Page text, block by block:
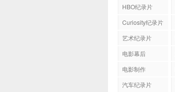
HBO纪录片
Curiosity纪录片
艺术纪录片
电影幕后
电影制作
汽车纪录片